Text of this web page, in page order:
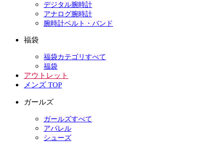
デジタル腕時計
アナログ腕時計
腕時計ベルト・バンド
福袋
福袋カテゴリすべて
福袋
アウトレット
メンズ TOP
ガールズ
ガールズすべて
アパレル
シューズ